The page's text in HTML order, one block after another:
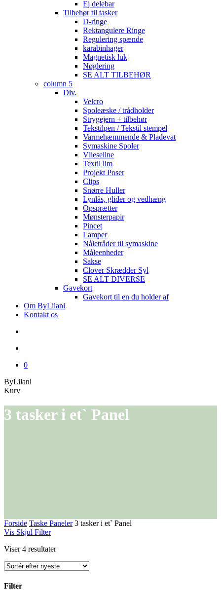
Ej delebar
Tilbehør til tasker
D-ringe
Rektangulere Ringe
Regulering spænde
karabinhager
Magnetisk luk
Nøglering
SE ALT TILBEHØR
column 5
Div.
Velcro
Spoleæske / trådholder
Strygejern + tilbehør
Tekstilpen / Tekstil stempel
Varmehæmmende & Pladevat
Symaskine Spoler
Vlieseline
Textil lim
Projekt Poser
Clips
Snørre Huller
Lynlås, glider og vedhæng
Opsprætter
Mønsterpapir
Pincet
Lamper
Nåletråder til symaskine
Måleenheder
Sakse
Clover Skrædder Syl
SE ALT DIVERSE
Gavekort
Gavekort til en du holder af
Om ByLilani
Kontakt os
0
ByLilani
KurvClose
3 tasker i et` Panel
Forside Taske Paneler 3 tasker i et` Panel
Vis Skjul Filter
Viser 4 resultaterSorteret
seneste
Filter